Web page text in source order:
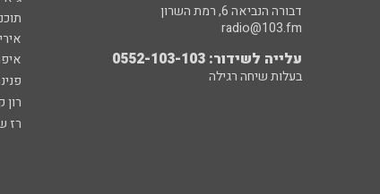
רז
דבורה הנביאה 6, רמת השרון
radio@103.fm
עלייה לשידור: 0552-103-103
בעלות שיחה רגילה